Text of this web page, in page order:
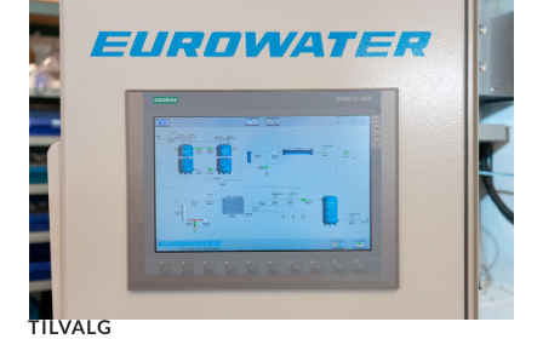
TILVALG